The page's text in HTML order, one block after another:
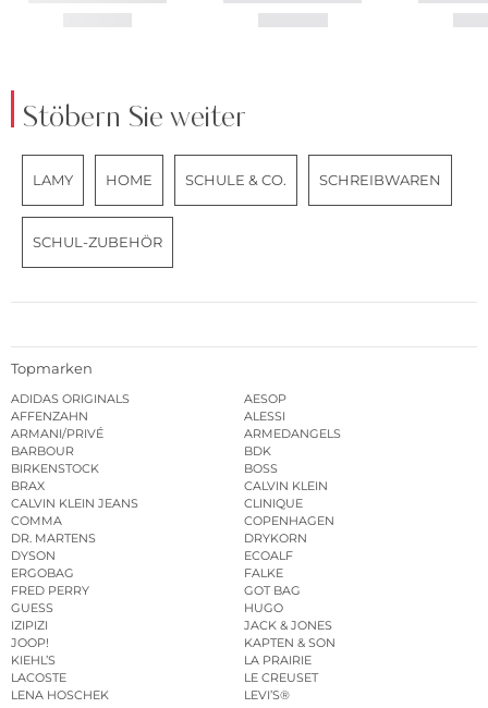
Stöbern Sie weiter
LAMY HOME SCHULE & CO. SCHREIBWAREN
SCHUL-ZUBEHÖR
Topmarken
ADIDAS ORIGINALS
AESOP
AFFENZAHN
ALESSI
ARMANI/PRIVÉ
ARMEDANGELS
BARBOUR
BDK
BIRKENSTOCK
BOSS
BRAX
CALVIN KLEIN
CALVIN KLEIN JEANS
CLINIQUE
COMMA
COPENHAGEN
DR. MARTENS
DRYKORN
DYSON
ECOALF
ERGOBAG
FALKE
FRED PERRY
GOT BAG
GUESS
HUGO
IZIPIZI
JACK & JONES
JOOP!
KAPTEN & SON
KIEHL’S
LA PRAIRIE
LACOSTE
LE CREUSET
LENA HOSCHEK
LEVI’S®